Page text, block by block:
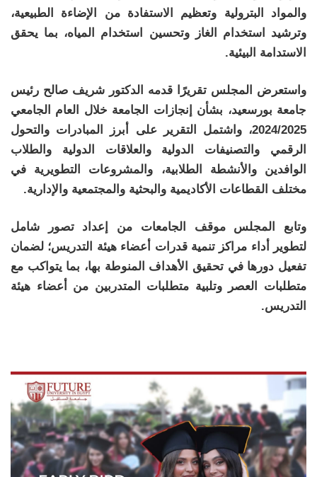
والمواد البترولية وتعظيم الاستفادة من الإضاءة الطبيعية،
وترشيد استخدام الغاز وتحسين استخدام المياه، بما يحقق
الاستدامة البيئية.
واستعرض المجلس تقريرًا قدمه الدكتور شريف صالح رئيس
جامعة بورسعيد، بشأن إنجازات الجامعة خلال العام الجامعي
2024/2025، واشتمل التقرير على أبرز المبادرات والتحول
الرقمي والتصنيفات الدولية والعلاقات الدولية والطلاب
الوافدين والأنشطة الطلابية، والمشروعات التطويرية في
مختلف القطاعات الأكاديمية والبحثية والمجتمعية والإدارية.
وتابع المجلس موقف الجامعات من إعداد تصور شامل
لتطوير أداء مراكز تنمية قدرات أعضاء هيئة التدريس؛ لضمان
تفعيل دورها في تحقيق الأهداف المنوطة بها، بما يتواكب مع
متطلبات العصر وتلبية متطلبات المتدربين من أعضاء هيئة
التدريس.